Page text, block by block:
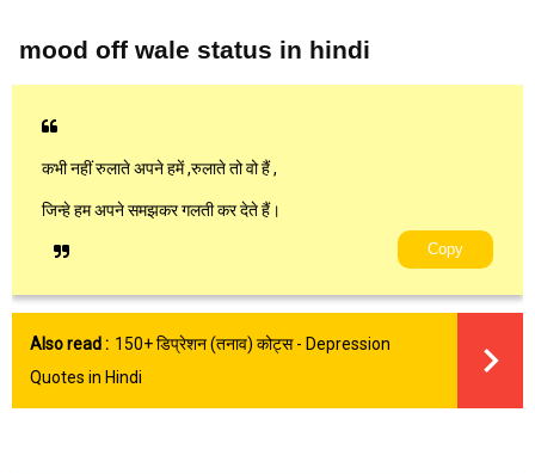
mood off wale status in hindi
कभी नहीं रुलाते अपने हमें ,रुलाते तो वो हैं ,
जिन्हे हम अपने समझकर गलती कर देते हैं।
Copy
Also read : 150+ डिप्रेशन (तनाव) कोट्स - Depression
Quotes in Hindi